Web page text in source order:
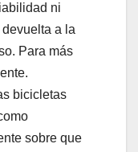
ni
a la
Para más
bicicletas
sobre que